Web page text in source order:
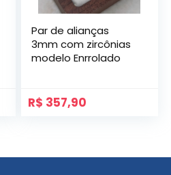
Par de alianças
3mm com zircônias
modelo Enrrolado
R$ 357,90